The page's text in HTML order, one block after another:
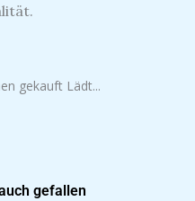
gekauft Lädt...
gefallen